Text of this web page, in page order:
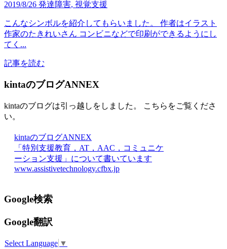
2019/8/26 発達障害, 視覚支援
こんなシンボルを紹介してもらいました。 作者はイラスト
作家のたきれいさん コンビニなどで印刷ができるようにし
てく...
記事を読む
kintaのブログANNEX
kintaのブログは引っ越しをしました。 こちらをご覧くださ
い。
kintaのブログANNEX
「特別支援教育，AT，AAC，コミュニケ
ーション支援」について書いています
www.assistivetechnology.cfbx.jp
Google検索
Google翻訳
Select Language ▼